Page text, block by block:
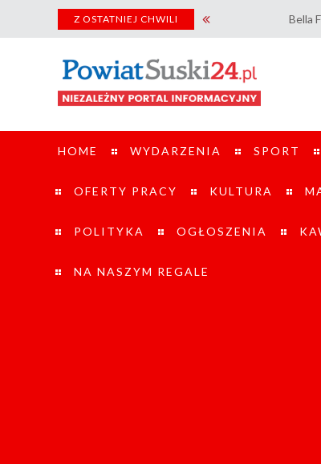
Z OSTATNIEJ CHWILI Bella Fino już
HOME WYDARZENIA SPORT
OFERTY PRACY KULTURA
POLITYKA OGŁOSZENIA
NA NASZYM REGALE